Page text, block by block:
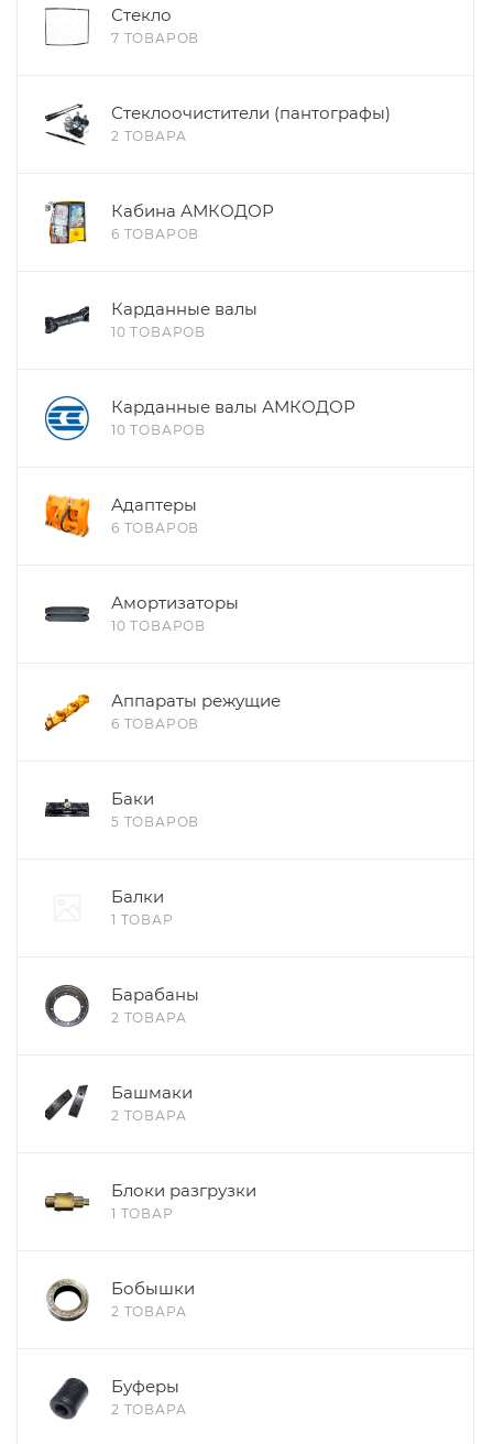
Стекло
7 ТОВАРОВ
Стеклоочистители (пантографы)
2 ТОВАРА
Кабина АМКОДОР
6 ТОВАРОВ
Карданные валы
10 ТОВАРОВ
Карданные валы АМКОДОР
10 ТОВАРОВ
Адаптеры
6 ТОВАРОВ
Амортизаторы
10 ТОВАРОВ
Аппараты режущие
6 ТОВАРОВ
Баки
5 ТОВАРОВ
Балки
1 ТОВАР
Барабаны
2 ТОВАРА
Башмаки
2 ТОВАРА
Блоки разгрузки
1 ТОВАР
Бобышки
2 ТОВАРА
Буферы
2 ТОВАРА